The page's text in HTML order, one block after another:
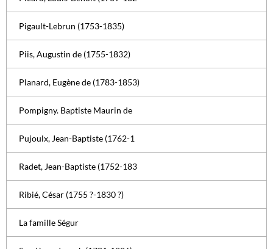
Pigault-Lebrun (1753-1835)
Piis, Augustin de (1755-1832)
Planard, Eugène de (1783-1853)
Pompigny. Baptiste Maurin de
Pujoulx, Jean-Baptiste (1762-1
Radet, Jean-Baptiste (1752-183
Ribié, César (1755 ?-1830 ?)
La famille Ségur